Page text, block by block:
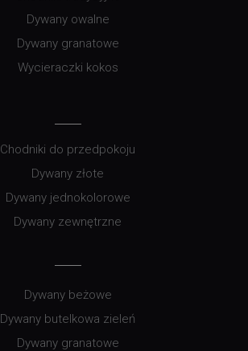
Dywany owalne
Dywany granatowe
Wycieraczki kokos
Chodniki do przedpokoju
Dywany złote
Dywany jednokolorowe
Dywany zewnętrzne
Dywany beżowe
Dywany butelkowa zieleń
Dywany granatowe